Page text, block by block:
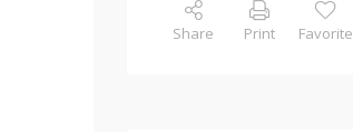
Share Print Favorite